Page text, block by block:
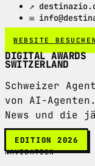
↗
✉
WEBSITE
DIGITAL AWARDS
SWITZERLAND
Schweizer
von AI-
News und die
EDITION 2026
NAVIGATION